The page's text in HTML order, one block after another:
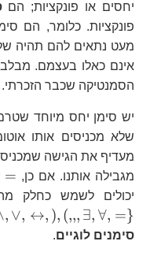
יחסים או פונקציות; הם
פונקציות. כלומר, הם
מעט נתאים להם תהיה של
אינם כאלו בעצמם.
הסמנטיקה שכבר הזכרתי.
יש סימן יחס מיוחד שטרם
=
שלא מכניסים אותו
מעדיף את הגישה
מגבילה אותנו. אם כן, =
יכולים לשמש כחלק
, ∨, ↔, ), (,,, ∃, ∀, =}
סימנים לוגיים.